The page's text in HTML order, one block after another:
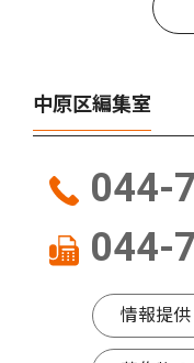
中原区編集室
044-
044-
情報提